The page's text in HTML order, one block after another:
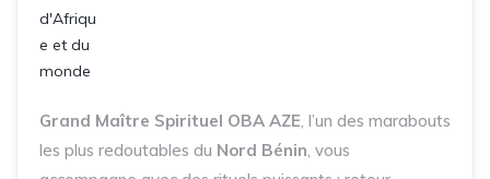
Grand Maître Spirituel OBA AZE, l’un des marabouts
les plus redoutables du Nord Bénin, vous